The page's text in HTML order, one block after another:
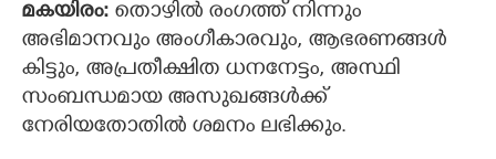
മകയിരം: തൊഴില്‍ രംഗത്ത് നിന്നും
അഭിമാനവും അംഗീകാരവും, ആഭരണങ്ങള്‍
കിട്ടും, അപ്രതീക്ഷിത ധനനേട്ടം, അസ്ഥി
സംബന്ധമായ അസുഖങ്ങൾക്ക്
നേരിയതോതില്‍ ശമനം ലഭിക്കും.